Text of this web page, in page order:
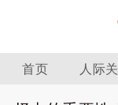
首页 人际